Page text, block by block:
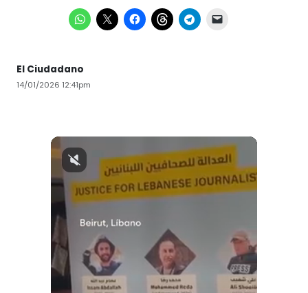
El Ciudadano
14/01/2026 12:41pm